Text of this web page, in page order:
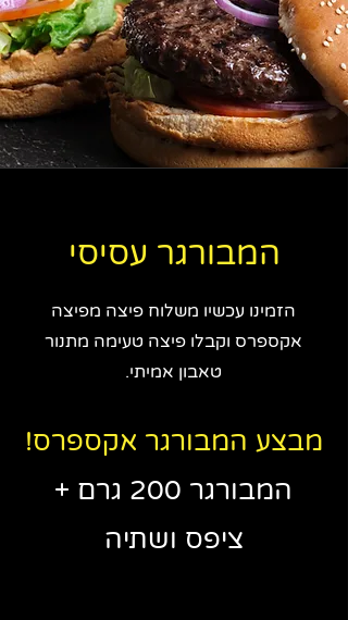
המבורגר עסיסי
הזמינו עכשיו משלוח פיצה מפיצה
אקספרס וקבלו פיצה טעימה מתנור
טאבון אמיתי.
מבצע המבורגר אקספרס!
המבורגר 200 גרם +
ציפס ושתיה